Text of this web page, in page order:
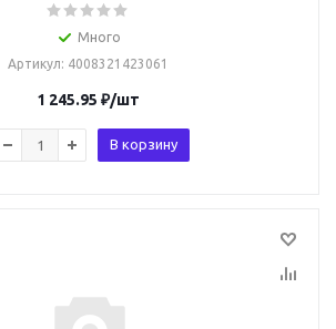
Много
Артикул: 4008321423061
1 245.95 ₽/шт
В корзину